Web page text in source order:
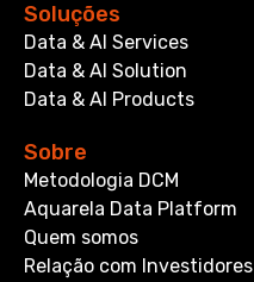
Soluções
Data & AI Services
Data & AI Solution
Data & AI Products
Sobre
Metodologia DCM
Aquarela Data Platform
Quem somos
Relação com Investidores